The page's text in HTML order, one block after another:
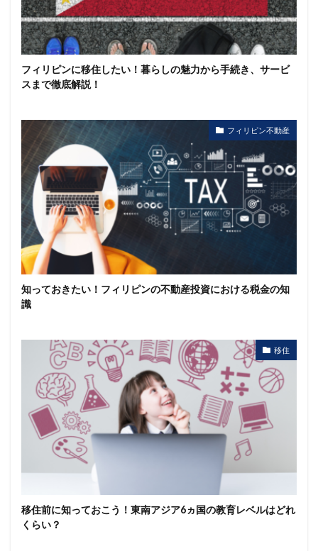
フィリピンに移住したい！暮らしの魅力から手続き、サービ
スまで徹底解説！
フィリピン不動産
知っておきたい！フィリピンの不動産投資における税金の知
識
移住
移住前に知っておこう！東南アジア6ヵ国の教育レベルはどれ
くらい？